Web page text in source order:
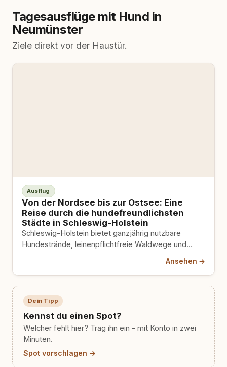
Tagesausflüge mit Hund in
Neumünster
Ziele direkt vor der Haustür.
Ausflug
Von der Nordsee bis zur Ostsee: Eine
Reise durch die hundefreundlichsten
Städte in Schleswig-Holstein
Schleswig-Holstein bietet ganzjährig nutzbare
Hundestrände, leinenpflichtfreie Waldwege und
Ansehen →
Dein Tipp
Kennst du einen Spot?
Welcher fehlt hier? Trag ihn ein – mit Konto in zwei
Minuten.
Spot vorschlagen →